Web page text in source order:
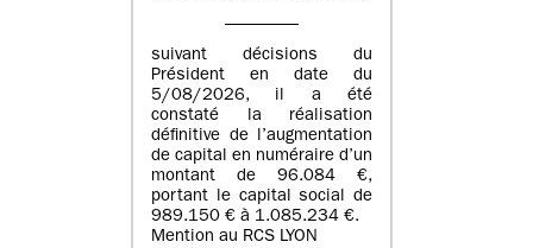
suivant décisions du
Président en date du
5/08/2026, il a été
constaté la réalisation
définitive de l’augmentation
de capital en numéraire d’un
montant de 96.084 €,
portant le capital social de
989.150 € à 1.085.234 €.
Mention au RCS LYON